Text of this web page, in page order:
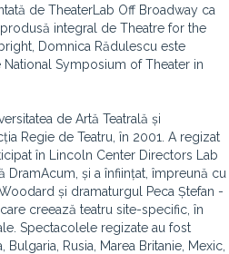
de TheaterLab Off Broadway ca
integral de Theatre for the
Domnica Rădulescu este
Symposium of Theater in
de Artă Teatrală și
Regie de Teatru, în 2001. A regizat
în Lincoln Center Directors Lab
DramAcum, și a înființat, împreună cu
și dramaturgul Peca Ștefan -
creează teatru site-specific, în
Spectacolele regizate au fost
Rusia, Marea Britanie, Mexic,